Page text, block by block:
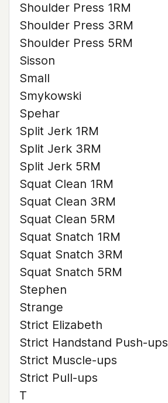
Shoulder Press 1RM
Shoulder Press 3RM
Shoulder Press 5RM
Sisson
Small
Smykowski
Spehar
Split Jerk 1RM
Split Jerk 3RM
Split Jerk 5RM
Squat Clean 1RM
Squat Clean 3RM
Squat Clean 5RM
Squat Snatch 1RM
Squat Snatch 3RM
Squat Snatch 5RM
Stephen
Strange
Strict Elizabeth
Strict Handstand Push-ups
Strict Muscle-ups
Strict Pull-ups
T